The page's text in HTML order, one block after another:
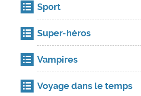
Sport
Super-héros
Vampires
Voyage dans le temps